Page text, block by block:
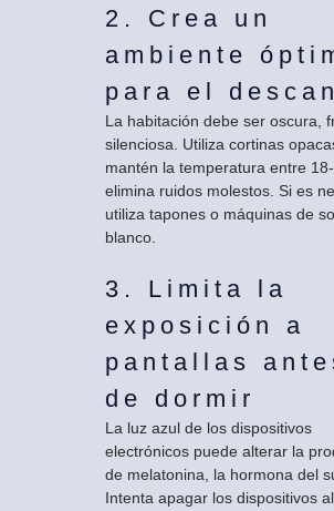
2. Crea un
ambiente
para el
La habitación debe ser oscura,
silenciosa. Utiliza cortinas
mantén la temperatura entre
elimina ruidos molestos. Si es
utiliza tapones o máquinas de
blanco.
3. Limita la
exposición a
pantallas
de dormir
La luz azul de los dispositivos
electrónicos puede alterar la
de melatonina, la hormona del
Intenta apagar los dispositivos